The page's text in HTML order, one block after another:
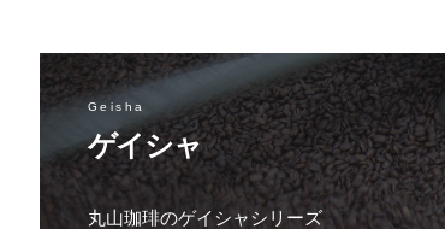
Geisha
ゲイシャ
丸山珈琲のゲイシャシリーズ